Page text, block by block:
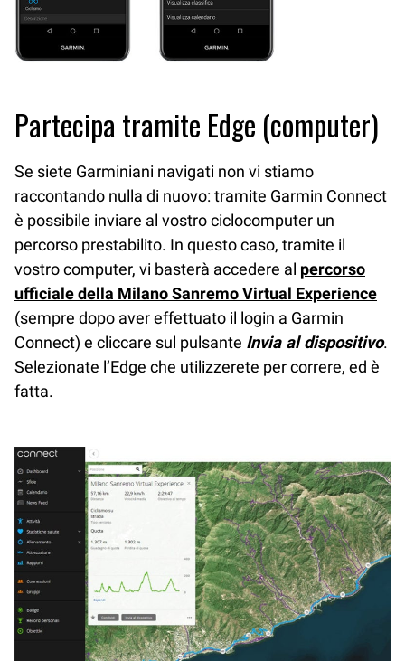
Partecipa tramite Edge (computer)
Se siete Garminiani navigati non vi stiamo
raccontando nulla di nuovo: tramite Garmin Connect
è possibile inviare al vostro ciclocomputer un
percorso prestabilito. In questo caso, tramite il
vostro computer, vi basterà accedere al percorso
ufficiale della Milano Sanremo Virtual Experience
(sempre dopo aver effettuato il login a Garmin
Connect) e cliccare sul pulsante Invia al dispositivo.
Selezionate l’Edge che utilizzerete per correre, ed è
fatta.